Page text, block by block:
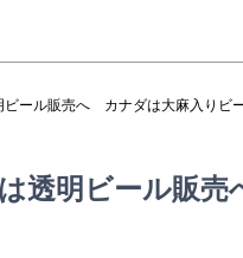
ビール販売へ カナダは大麻入りビ
は透明ビール販